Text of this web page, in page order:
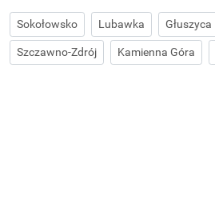
Sokołowsko Lubawka Głuszyca
Szczawno-Zdrój Kamienna Góra